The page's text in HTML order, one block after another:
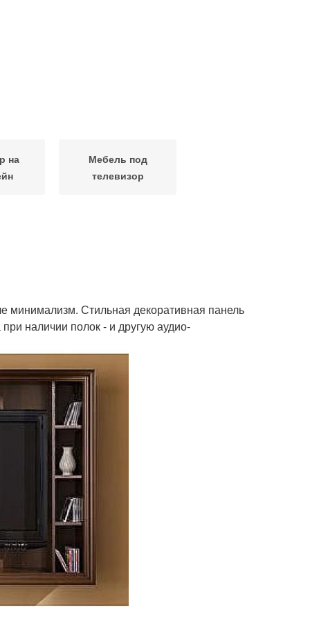
на
Мебель под
телевизор
минимализм. Стильная декоративная панель
наличии полок - и другую аудио-